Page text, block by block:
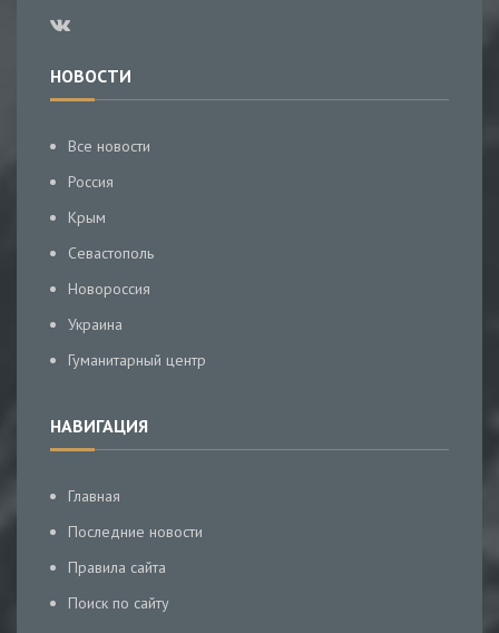
НОВОСТИ
Все новости
Россия
Крым
Севастополь
Новороссия
Украина
Гуманитарный центр
НАВИГАЦИЯ
Главная
Последние новости
Правила сайта
Поиск по сайту